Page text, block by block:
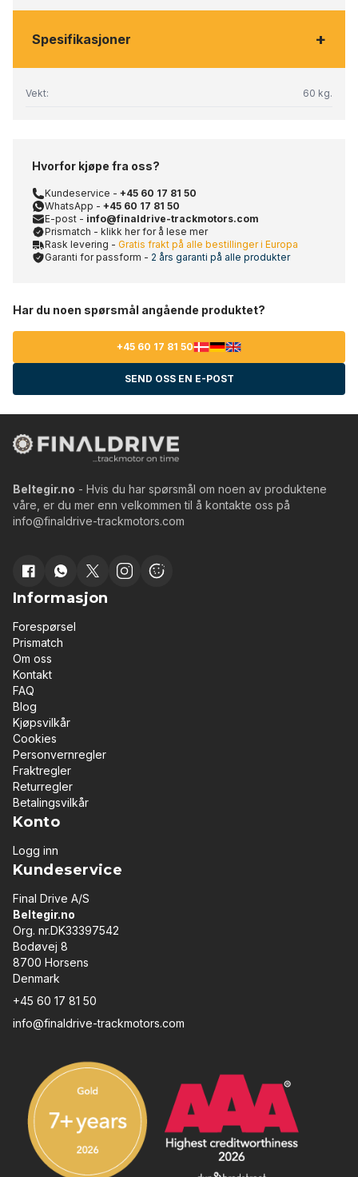
Spesifikasjoner +
Vekt: 60 kg.
Hvorfor kjøpe fra oss?
Kundeservice - +45 60 17 81 50
WhatsApp - +45 60 17 81 50
E-post - info@finaldrive-trackmotors.com
Prismatch - klikk her for å lese mer
Rask levering - Gratis frakt på alle bestillinger i Europa
Garanti for passform - 2 års garanti på alle produkter
Har du noen spørsmål angående produktet?
+45 60 17 81 50
SEND OSS EN E-POST
Beltegir.no - Hvis du har spørsmål om noen av produktene
våre, er du mer enn velkommen til å kontakte oss på
info@finaldrive-trackmotors.com
Informasjon
Forespørsel
Prismatch
Om oss
Kontakt
FAQ
Blog
Kjøpsvilkår
Cookies
Personvernregler
Fraktregler
Returregler
Betalingsvilkår
Konto
Logg inn
Kundeservice
Final Drive A/S
Beltegir.no
Org. nr.DK33397542
Bodøvej 8
8700 Horsens
Denmark
+45 60 17 81 50
info@finaldrive-trackmotors.com